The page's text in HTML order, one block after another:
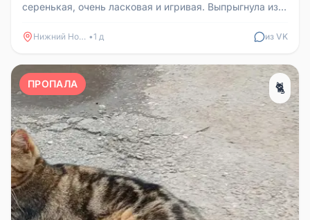
серенькая, очень ласковая и игривая. Выпрыгнула из
Нижний Новгород •1 д из VK
ПРОПАЛА 🐈